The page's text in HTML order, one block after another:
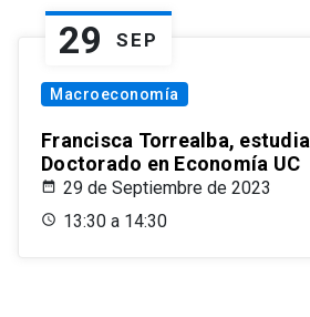
29 SEP
Macroeconomía
Francisca Torrealba,
Doctorado en Economía UC
29 de Septiembre de 2023
13:30 a 14:30